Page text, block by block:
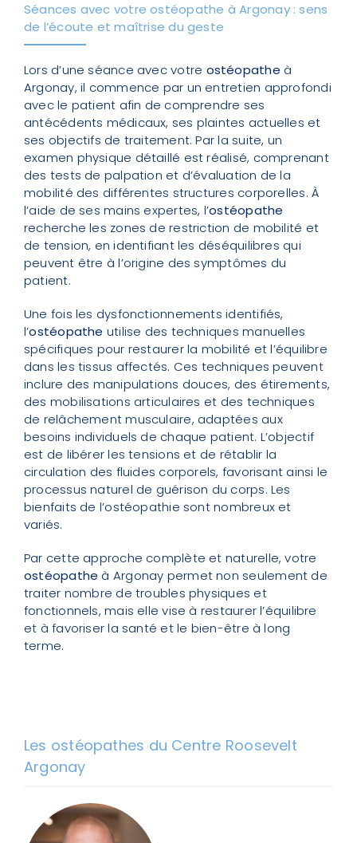
Séances avec votre ostéopathe à Argonay : sens
de l’écoute et maîtrise du geste
Lors d’une séance avec votre ostéopathe à
Argonay, il commence par un entretien approfondi
avec le patient afin de comprendre ses
antécédents médicaux, ses plaintes actuelles et
ses objectifs de traitement. Par la suite, un
examen physique détaillé est réalisé, comprenant
des tests de palpation et d’évaluation de la
mobilité des différentes structures corporelles. À
l’aide de ses mains expertes, l’ostéopathe
recherche les zones de restriction de mobilité et
de tension, en identifiant les déséquilibres qui
peuvent être à l’origine des symptômes du
patient.
Une fois les dysfonctionnements identifiés,
l’ostéopathe utilise des techniques manuelles
spécifiques pour restaurer la mobilité et l’équilibre
dans les tissus affectés. Ces techniques peuvent
inclure des manipulations douces, des étirements,
des mobilisations articulaires et des techniques
de relâchement musculaire, adaptées aux
besoins individuels de chaque patient. L’objectif
est de libérer les tensions et de rétablir la
circulation des fluides corporels, favorisant ainsi le
processus naturel de guérison du corps. Les
bienfaits de l’ostéopathie sont nombreux et
variés.
Par cette approche complète et naturelle, votre
ostéopathe à Argonay permet non seulement de
traiter nombre de troubles physiques et
fonctionnels, mais elle vise à restaurer l’équilibre
et à favoriser la santé et le bien-être à long
terme.
Les ostéopathes du Centre Roosevelt
Argonay